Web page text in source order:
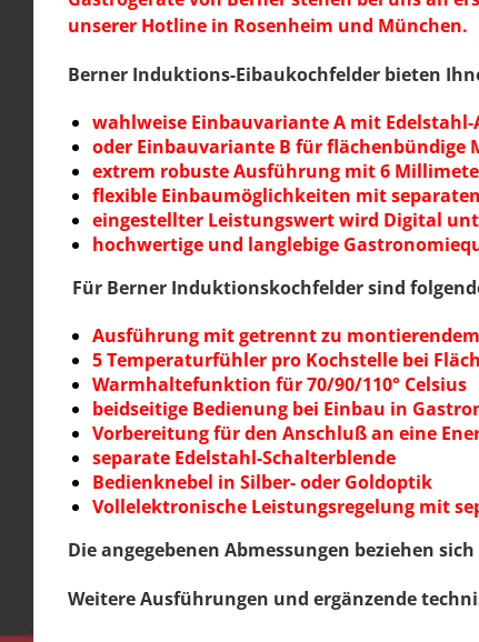
unserer Hotline in Rosenheim und München.
Berner Induktions-Eibaukochfelder bieten
wahlweise Einbauvariante A mit
oder Einbauvariante B für flächenbündige
extrem robuste Ausführung mit 6
flexible Einbaumöglichkeiten mit
eingestellter Leistungswert wird Digital
hochwertige und langlebige
Für Berner Induktionskochfelder sind
Ausführung mit getrennt zu
5 Temperaturfühler pro Kochstelle bei
Warmhaltefunktion für 70/90/110° Celsius
beidseitige Bedienung bei Einbau in
Vorbereitung für den Anschluß an eine
separate Edelstahl-Schalterblende
Bedienknebel in Silber- oder Goldoptik
Vollelektronische Leistungsregelung mit
Die angegebenen Abmessungen beziehen
Weitere Ausführungen und ergänzende